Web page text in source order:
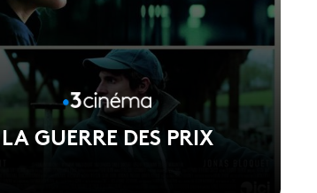
LA GUERRE DES PRIX